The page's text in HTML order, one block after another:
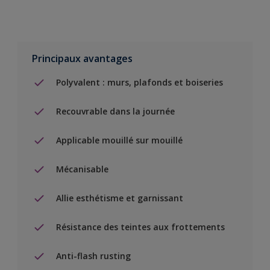
Principaux avantages
Polyvalent : murs, plafonds et boiseries
Recouvrable dans la journée
Applicable mouillé sur mouillé
Mécanisable
Allie esthétisme et garnissant
Résistance des teintes aux frottements
Anti-flash rusting